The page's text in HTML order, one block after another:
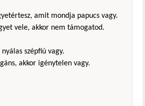
amit mondja papucs vagy.
vele, akkor nem támogatod.
szépfiú vagy.
akkor igénytelen vagy.